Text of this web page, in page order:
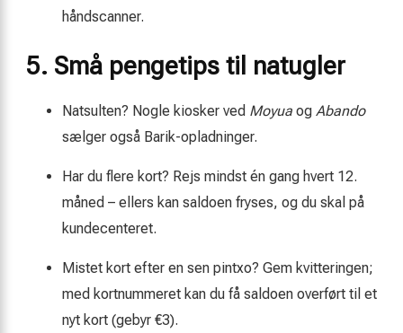
håndscanner.
5. Små pengetips til natugler
Natsulten? Nogle kiosker ved Moyua og Abando
sælger også Barik-opladninger.
Har du flere kort? Rejs mindst én gang hvert 12.
måned – ellers kan saldoen fryses, og du skal på
kundecenteret.
Mistet kort efter en sen pintxo? Gem kvitteringen;
med kortnummeret kan du få saldoen overført til et
nyt kort (gebyr €3).